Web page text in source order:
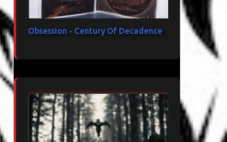
Obsession - Century Of Decadence